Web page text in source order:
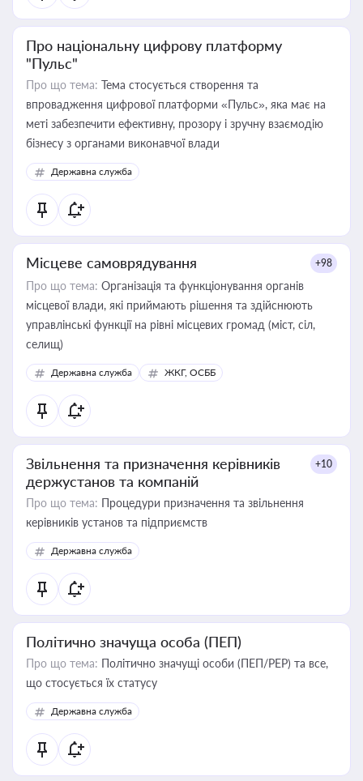
Про національну цифрову платформу
"Пульс"
Про що тема: Тема стосується створення та
впровадження цифрової платформи «Пульс», яка має на
меті забезпечити ефективну, прозору і зручну взаємодію
бізнесу з органами виконавчої влади
Державна служба
Місцеве самоврядування +98
Про що тема: Організація та функціонування органів
місцевої влади, які приймають рішення та здійснюють
управлінські функції на рівні місцевих громад (міст, сіл,
селищ)
Державна служба ЖКГ, ОСББ
Звільнення та призначення керівників
держустанов та компаній
+10
Про що тема: Процедури призначення та звільнення
керівників установ та підприємств
Державна служба
Політично значуща особа (ПЕП)
Про що тема: Політично значущі особи (ПЕП/PEP) та все,
що стосується їх статусу
Державна служба